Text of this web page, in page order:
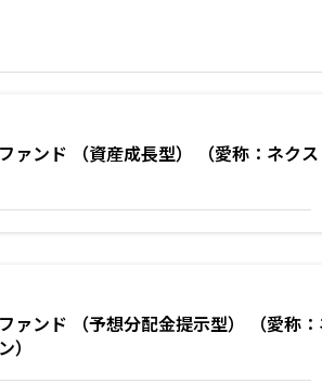
ンド （資産成長型） （愛称：ネクス
ンド （予想分配金提示型） （愛称：